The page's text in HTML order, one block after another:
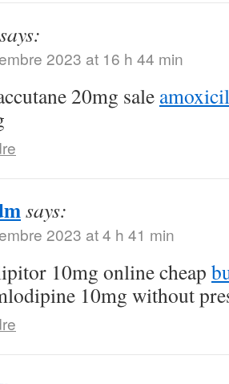
says:
2023 at 16 h 44 min
20mg sale
says:
2023 at 4 h 41 min
10mg online cheap
10mg without